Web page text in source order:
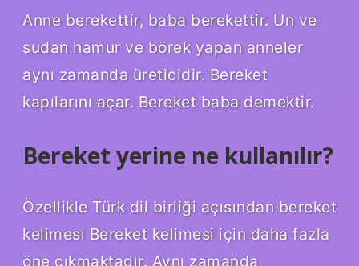
Anne berekettir, baba berekettir. Un ve
sudan hamur ve börek yapan anneler
aynı zamanda üreticidir. Bereket
kapılarını açar. Bereket baba demektir.
Bereket yerine ne kullanılır?
Özellikle Türk dil birliği açısından bereket
kelimesi Bereket kelimesi için daha fazla
öne çıkmaktadır. Aynı zamanda